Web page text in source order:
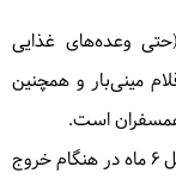
وعده‌های غذایی
مینی‌بار و همچنین
است.
مسولیت کنترل اعتبار گذرنامه (حداقل ۶ ماه در هنگام خروج